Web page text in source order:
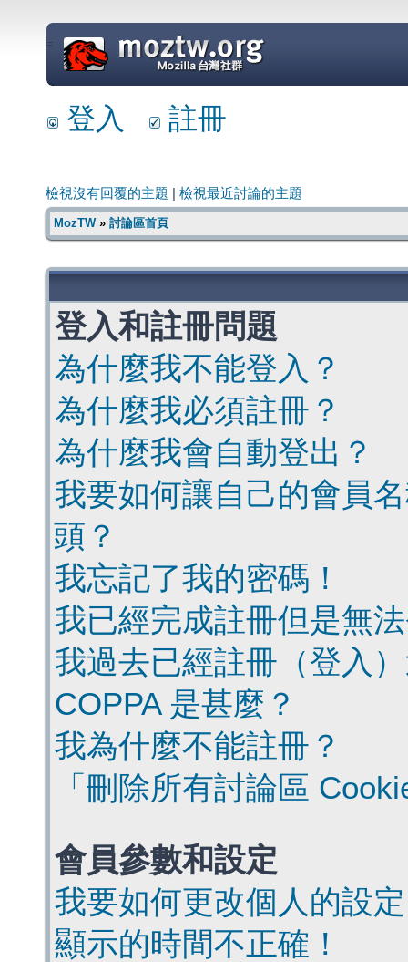
=
登入 註冊
檢視沒有回覆的主題 檢視最近討論的主題
MozTW» 討論區首頁
登入和註冊問題
為什麼我不能登入？
為什麼我必須註冊？
為什麼我會自動登出？
我要如何讓自己的會員
頭？
我忘記了我的密碼！
我已經完成註冊但是無
我過去已經註冊（登入
COPPA 是甚麼？
我為什麼不能註冊？
「刪除所有討論區
會員參數和設定
我要如何更改個人的設
顯示的時間不正確！